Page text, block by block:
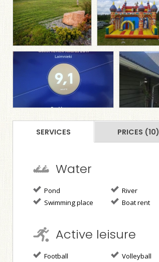
SERVICES PRICES (10)
Water
Pond River
Swimming place
Boat rent
Active leisure
Football Volleyball